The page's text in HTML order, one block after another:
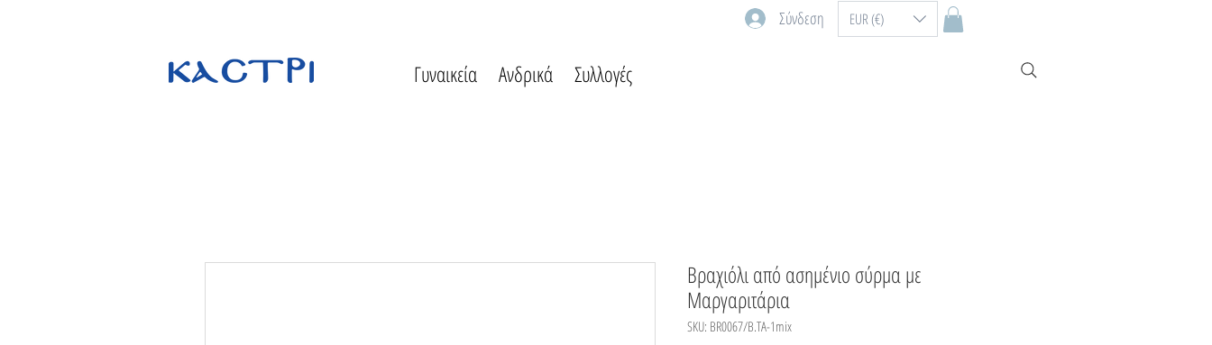
Σύνδεση EUR (€)
Γυναικεία Ανδρικά Συλλογές
Βραχιόλι από ασημένιο σύρμα με
Μαργαριτάρια
SKU: BR0067/B.TA-1mix